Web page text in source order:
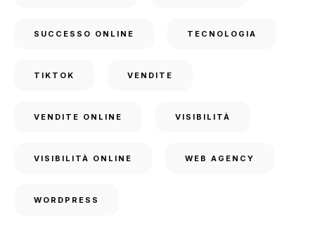
SUCCESSO ONLINE TECNOLOGIA
TIKTOK VENDITE
VENDITE ONLINE VISIBILITÀ
VISIBILITÀ ONLINE WEB AGENCY
WORDPRESS